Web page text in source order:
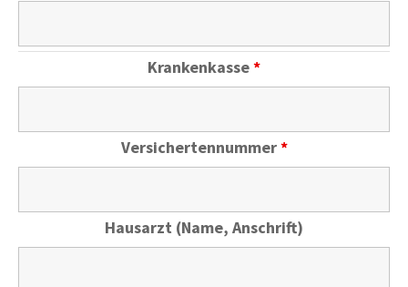
Krankenkasse*
Versichertennummer*
Hausarzt (Name, Anschrift)